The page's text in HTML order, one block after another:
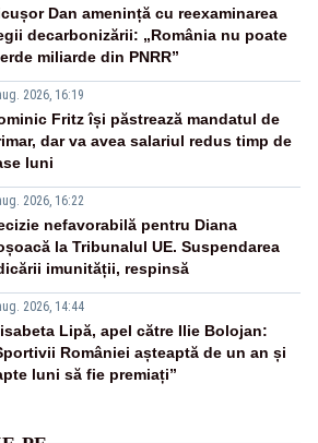
Dan amenință cu reexaminarea
decarbonizării: „România nu poate
miliarde din PNRR”
2026, 16:19
Fritz își păstrează mandatul de
dar va avea salariul redus timp de
luni
2026, 16:22
nefavorabilă pentru Diana
la Tribunalul UE. Suspendarea
imunității, respinsă
2026, 14:44
Lipă, apel către Ilie Bolojan:
României așteaptă de un an și
luni să fie premiați”